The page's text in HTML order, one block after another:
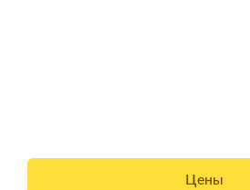
Цены